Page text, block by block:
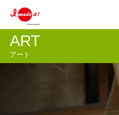
ART
アート